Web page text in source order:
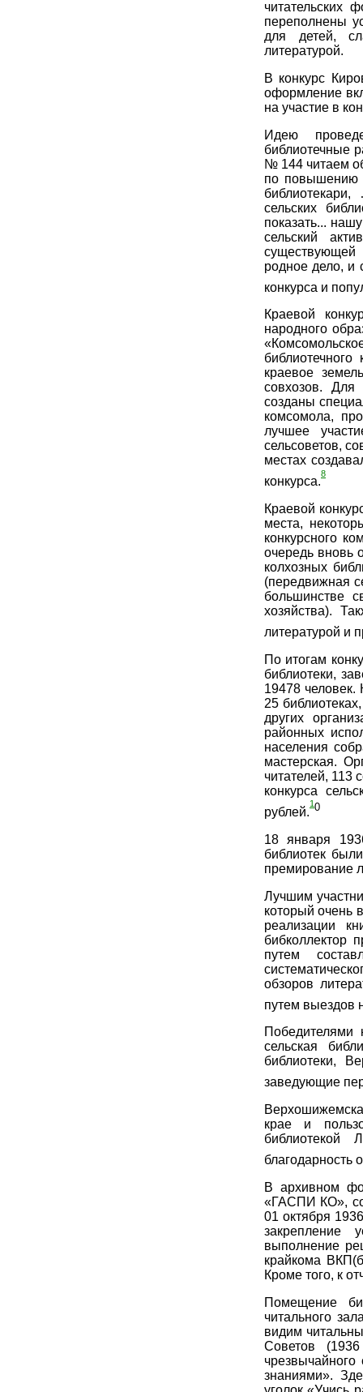
читательских
переполнены
для детей,
литературой.
В конкурс
оформление
на участие в
Идею
библиотечные
№ 144 читаем
по повышению
сельских
показать...
сельский
существующей
родное дело, и
конкурса и
Краевой
народного
краевое
совхозов. Для
созданы
комсомола,
лучшее
сельсоветов,
местах
конкурса.
8
Краевой
места,
конкурсного
очередь вновь
колхозных
(передвижная
большинстве
хозяйства).
литературой и
По итогам
библиотеки,
19478 человек.
25
других
районных
населения
мастерская.
читателей, 113
конкурса
рублей.
10
18 января
библиотек
премирование
Лучшим
который очень
реализации
бибколлектор
путем
обзоров
путем выездов
Победителями
сельская
библиотеки,
заведующие
крае и
библиотекой
благодарность
В архивном
«ГАСПИ КО»,
01 октября
закрепление
выполнение
крайкома
Кроме того, к
Помещение
читального
видим
Советов
знаниями».